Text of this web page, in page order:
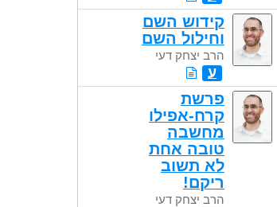
קידוש השם
וחילול השם
הרב יצחק דעי
ע
פרשת
קרח-אפילו
מחשבה
טובה אחת
לא תשוב
ריקם!
הרב יצחק דעי